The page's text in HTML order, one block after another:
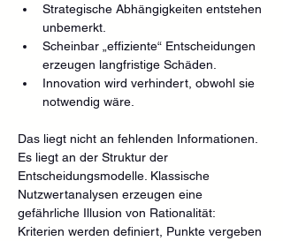
Strategische Abhängigkeiten entstehen
unbemerkt.
Scheinbar „effiziente“ Entscheidungen
erzeugen langfristige Schäden.
Innovation wird verhindert, obwohl sie
notwendig wäre.
Das liegt nicht an fehlenden Informationen.
Es liegt an der Struktur der
Entscheidungsmodelle. Klassische
Nutzwertanalysen erzeugen eine
gefährliche Illusion von Rationalität:
Kriterien werden definiert, Punkte vergeben